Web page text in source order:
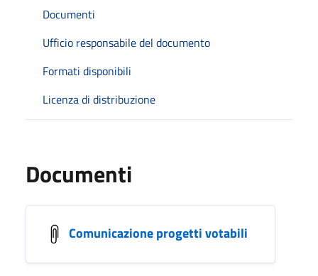
Documenti
Ufficio responsabile del documento
Formati disponibili
Licenza di distribuzione
Documenti
Comunicazione progetti votabili